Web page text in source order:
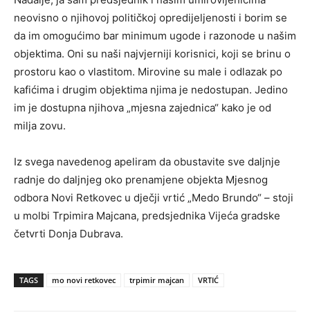
neovisno o njihovoj političkoj opredijeljenosti i borim se
da im omogućimo bar minimum ugode i razonode u našim
objektima. Oni su naši najvjerniji korisnici, koji se brinu o
prostoru kao o vlastitom. Mirovine su male i odlazak po
kafićima i drugim objektima njima je nedostupan. Jedino
im je dostupna njihova „mjesna zajednica“ kako je od
milja zovu.
Iz svega navedenog apeliram da obustavite sve daljnje
radnje do daljnjeg oko prenamjene objekta Mjesnog
odbora Novi Retkovec u dječji vrtić „Medo Brundo“ – stoji
u molbi Trpimira Majcana, predsjednika Vijeća gradske
četvrti Donja Dubrava.
TAGS mo novi retkovec trpimir majcan VRTIĆ